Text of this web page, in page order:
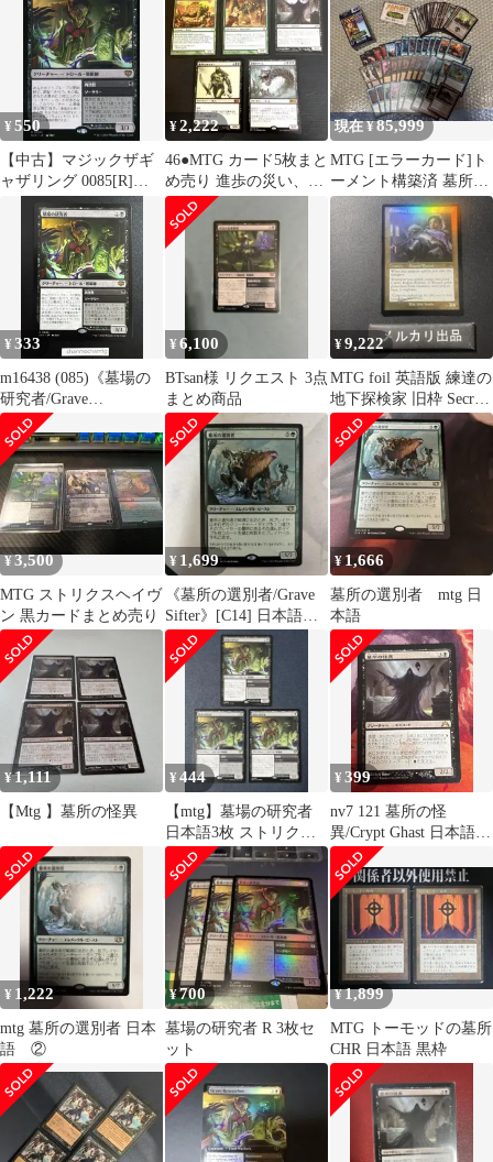
¥550
【中古】マジックザギ
ャザリング 0085[R]：
【SOS】墓場の研究
者/Grave Researcher
¥2,222
46●MTG カード5枚まと
め売り 進歩の災い、墓
所の怪異等 TS0603-5
現在 ¥85,999
MTG [エラーカード]ト
ーメント構築済 墓所の
脅威デッキ60枚全てミ
スカット
¥333
m16438 (085)《墓場の
研究者/Grave
Researcher》[SOS] 黒R
¥6,100
BTsan様 リクエスト 3点
まとめ商品
¥9,222
MTG foil 英語版 練達の
地下探検家 旧枠 Secret
Lair ④
¥3,500
MTG ストリクスヘイヴ
ン 黒カードまとめ売り
¥ 1,699
《墓所の選別者/Grave
Sifter》[C14] 日本語版
１枚
¥1,666
墓所の選別者 mtg 日
本語
¥1,111
【Mtg 】墓所の怪異
¥444
【mtg】墓場の研究者
日本語3枚 ストリクス
ヘイヴンの秘密 SOS
¥399
nv7 121 墓所の怪
異/Crypt Ghast 日本語 JP
MTG
¥ 1,222
mtg 墓所の選別者 日本
語 ②
¥700
墓場の研究者 R 3枚セ
ット
¥1,899
MTG トーモッドの墓所
CHR 日本語 黒枠